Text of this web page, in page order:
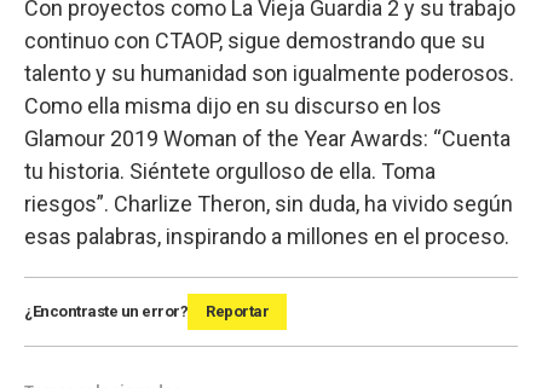
Con proyectos como La Vieja Guardia 2 y su trabajo
continuo con CTAOP, sigue demostrando que su
talento y su humanidad son igualmente poderosos.
Como ella misma dijo en su discurso en los
Glamour 2019 Woman of the Year Awards: “Cuenta
tu historia. Siéntete orgulloso de ella. Toma
riesgos”. Charlize Theron, sin duda, ha vivido según
esas palabras, inspirando a millones en el proceso.
¿Encontraste un error? Reportar